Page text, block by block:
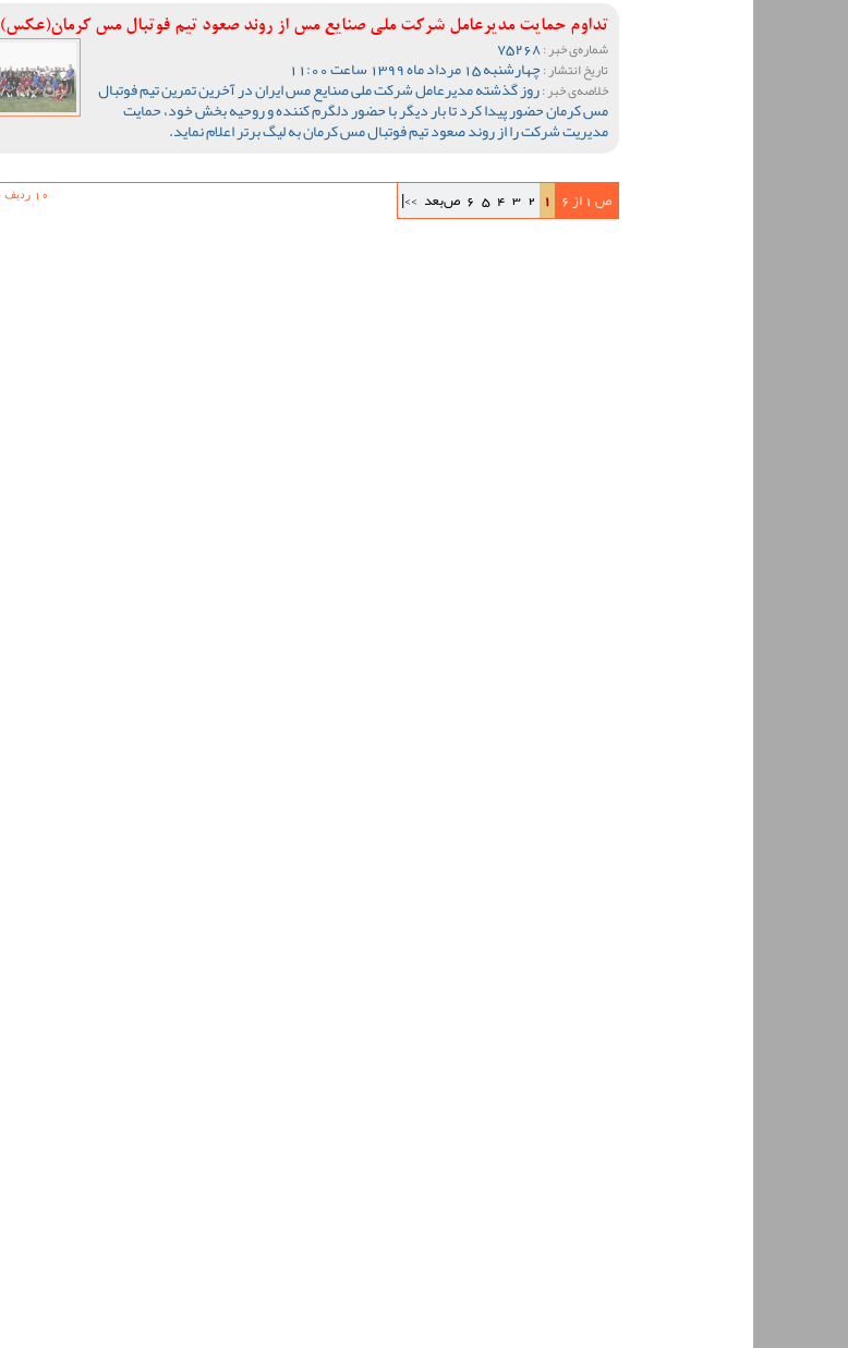
تداوم حمایت مدیرعامل شرکت ملی صنایع مس از روند صعود تیم فوتبال مس کرمان(عکس)
شماره‌ی خبر :75268
تاریخ انتشار :چهارشنبه 15 مرداد ماه 1399 ساعت 11:00
خلاصه‌ی خبر :روز گذشته مدیرعامل شرکت ملی صنایع مس ایران در آخرین تمرین تیم فوتبال
مس کرمان حضور پیدا کرد تا بار دیگر با حضور دلگرم کننده و روحیه بخش خود، حمایت
مدیریت شرکت را از روند صعود تیم فوتبال مس کرمان به لیگ برتر اعلام نماید.
ص 1 از 6 1
2
3
4
5
6 ص‌بعد >>|